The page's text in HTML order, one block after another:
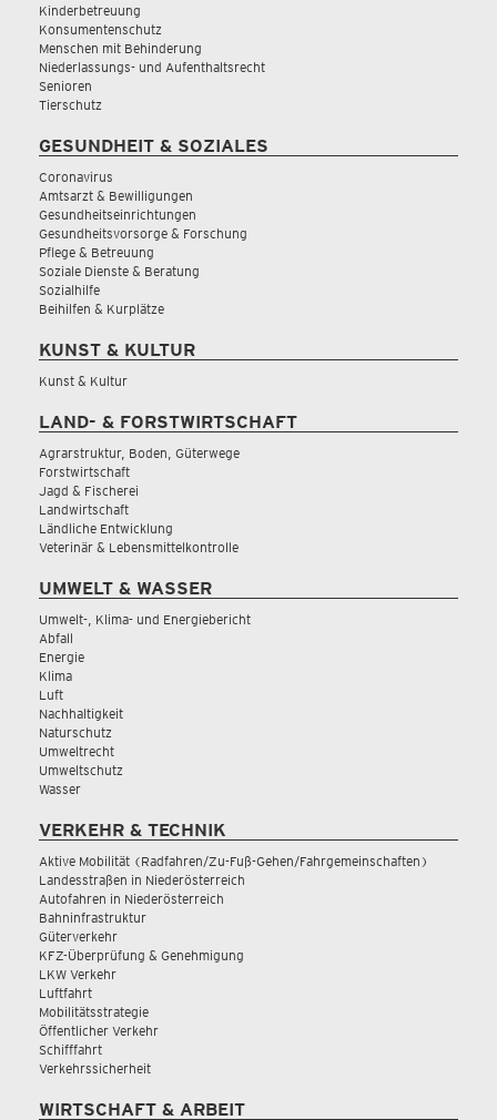
Kinderbetreuung
Konsumentenschutz
Menschen mit Behinderung
Niederlassungs- und Aufenthaltsrecht
Senioren
Tierschutz
GESUNDHEIT & SOZIALES
Coronavirus
Amtsarzt & Bewilligungen
Gesundheitseinrichtungen
Gesundheitsvorsorge & Forschung
Pflege & Betreuung
Soziale Dienste & Beratung
Sozialhilfe
Beihilfen & Kurplätze
KUNST & KULTUR
Kunst & Kultur
LAND- & FORSTWIRTSCHAFT
Agrarstruktur, Boden, Güterwege
Forstwirtschaft
Jagd & Fischerei
Landwirtschaft
Ländliche Entwicklung
Veterinär & Lebensmittelkontrolle
UMWELT & WASSER
Umwelt-, Klima- und Energiebericht
Abfall
Energie
Klima
Luft
Nachhaltigkeit
Naturschutz
Umweltrecht
Umweltschutz
Wasser
VERKEHR & TECHNIK
Aktive Mobilität (Radfahren/Zu-Fuß-Gehen/Fahrgemeinschaften)
Landesstraßen in Niederösterreich
Autofahren in Niederösterreich
Bahninfrastruktur
Güterverkehr
KFZ-Überprüfung & Genehmigung
LKW Verkehr
Luftfahrt
Mobilitätsstrategie
Öffentlicher Verkehr
Schifffahrt
Verkehrssicherheit
WIRTSCHAFT & ARBEIT